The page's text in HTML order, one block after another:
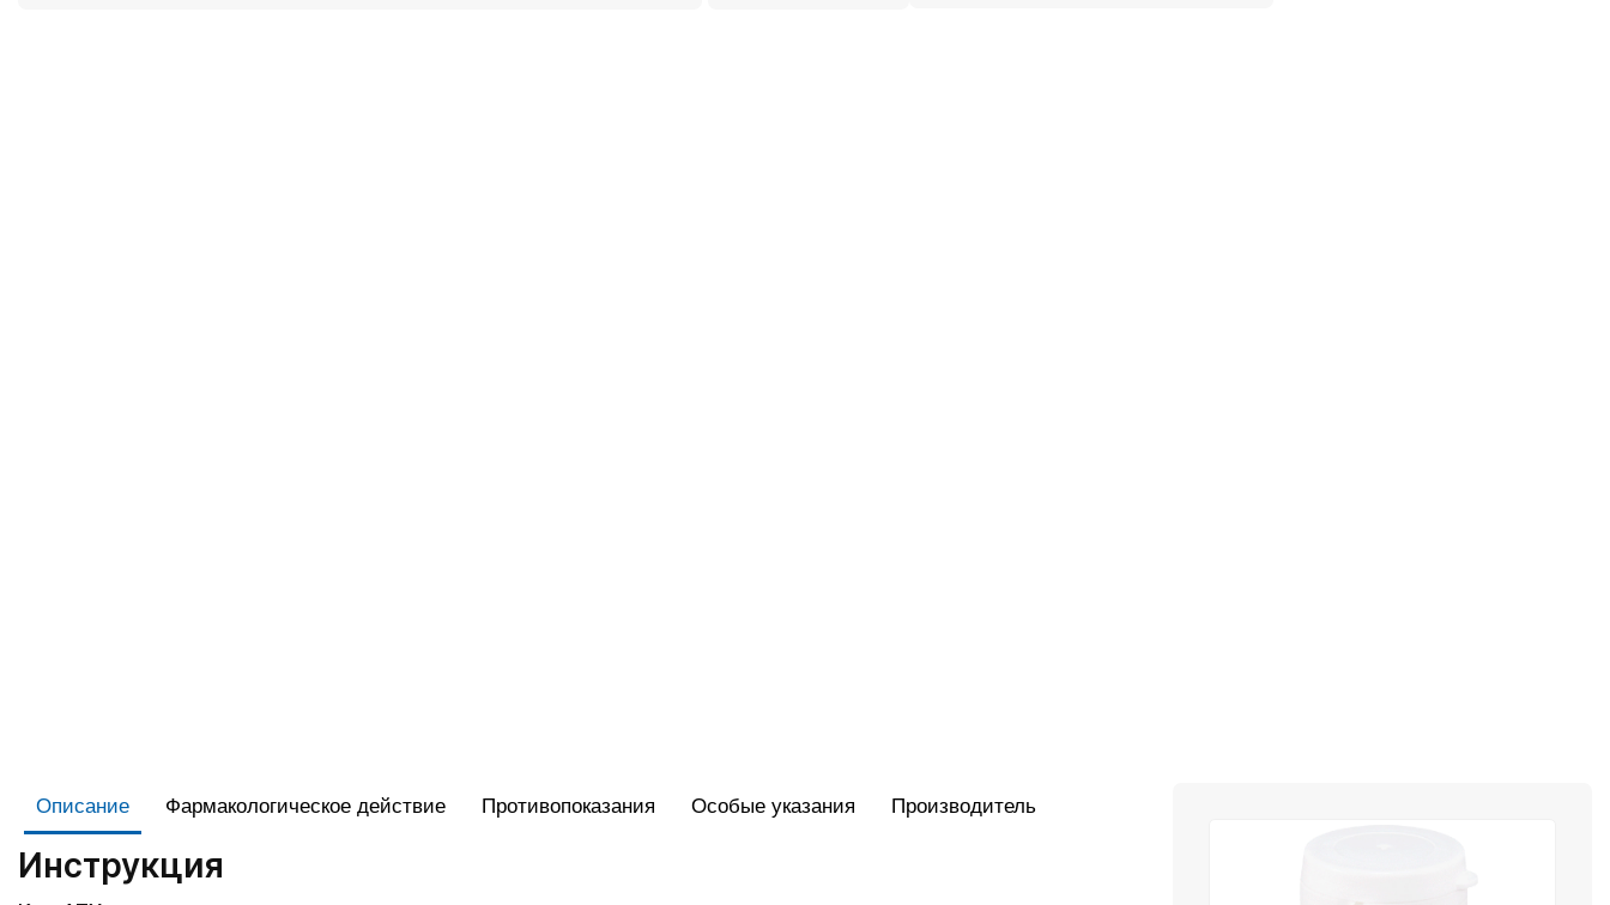
Описание Фармакологическое действие Противопоказания Особые указания Производитель
Инструкция